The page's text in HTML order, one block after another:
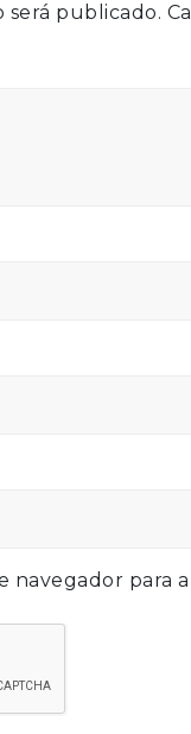
será publicado.
navegador para